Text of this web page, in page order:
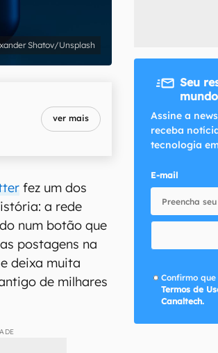
Shatov/Unsplash
ver mais
fez um dos
a rede
num botão que
postagens na
deixa muita
de milhares
Seu
Assine a
receba
tecnologia
E-mail
Confirmo
Termos de
Canaltech.